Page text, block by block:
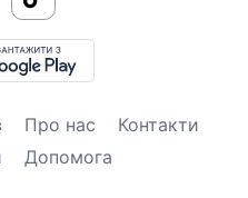
Про нас
Контакти
Допомога